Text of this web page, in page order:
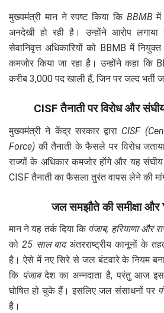
मुख्यमंत्री मान ने स्पष्ट किया कि BBMBमें
अनदेखी हो रही है। उन्होंने आरोप
सेवानिवृत्त अधिकारियों को BBMB में
कमजोर किया जा रहा है। उन्होंने कहा कि
करीब 3,000 पद खाली हैं, जिन पर जल्द भर्ती
CISF तैनाती पर विरोध और
मुख्यमंत्री ने केंद्र सरकार द्वारा CISF
Force) की तैनाती के फैसले पर विरोध
राज्यों के अधिकार कमजोर होंगे और यह
CISF तैनाती का फैसला तुरंत वापस लेने की
जल समझौते की समीक्षा और
मान ने यह तर्क दिया कि पंजाब, हरियाणा और
को 25 साल बादअंतरराष्ट्रीय कानूनों के
है। ऐसे में नए सिरे से जल बंटवारे के नियम
कि पंजाबदेश का अन्नदाता है, परंतु आज
घोषित हो चुके हैं। इसलिए जल संसाधनों पर
है।